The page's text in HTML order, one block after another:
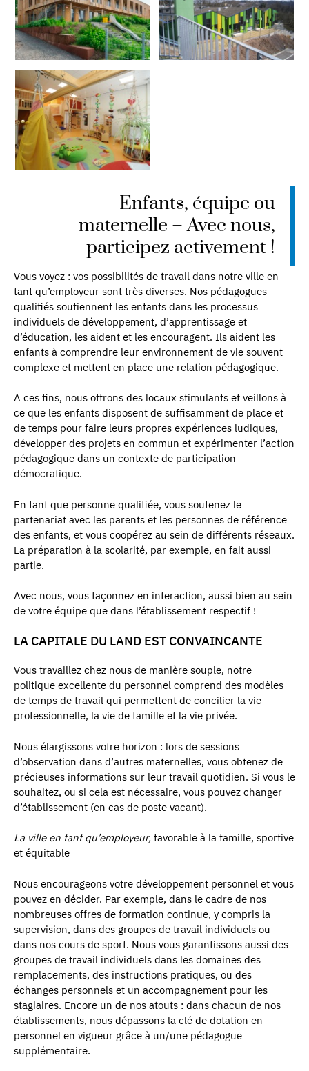
Enfants, équipe ou
maternelle – Avec nous,
participez activement !
Vous voyez : vos possibilités de travail dans notre ville en
tant qu’employeur sont très diverses. Nos pédagogues
qualifiés soutiennent les enfants dans les processus
individuels de développement, d’apprentissage et
d’éducation, les aident et les encouragent. Ils aident les
enfants à comprendre leur environnement de vie souvent
complexe et mettent en place une relation pédagogique.
A ces fins, nous offrons des locaux stimulants et veillons à
ce que les enfants disposent de suffisamment de place et
de temps pour faire leurs propres expériences ludiques,
développer des projets en commun et expérimenter l’action
pédagogique dans un contexte de participation
démocratique.
En tant que personne qualifiée, vous soutenez le
partenariat avec les parents et les personnes de référence
des enfants, et vous coopérez au sein de différents réseaux.
La préparation à la scolarité, par exemple, en fait aussi
partie.
Avec nous, vous façonnez en interaction, aussi bien au sein
de votre équipe que dans l’établissement respectif !
LA CAPITALE DU LAND EST CONVAINCANTE
Vous travaillez chez nous de manière souple, notre
politique excellente du personnel comprend des modèles
de temps de travail qui permettent de concilier la vie
professionnelle, la vie de famille et la vie privée.
Nous élargissons votre horizon : lors de sessions
d’observation dans d’autres maternelles, vous obtenez de
précieuses informations sur leur travail quotidien. Si vous le
souhaitez, ou si cela est nécessaire, vous pouvez changer
d’établissement (en cas de poste vacant).
La ville en tant qu’employeur, favorable à la famille, sportive
et équitable
Nous encourageons votre développement personnel et vous
pouvez en décider. Par exemple, dans le cadre de nos
nombreuses offres de formation continue, y compris la
supervision, dans des groupes de travail individuels ou
dans nos cours de sport. Nous vous garantissons aussi des
groupes de travail individuels dans les domaines des
remplacements, des instructions pratiques, ou des
échanges personnels et un accompagnement pour les
stagiaires. Encore un de nos atouts : dans chacun de nos
établissements, nous dépassons la clé de dotation en
personnel en vigueur grâce à un/une pédagogue
supplémentaire.